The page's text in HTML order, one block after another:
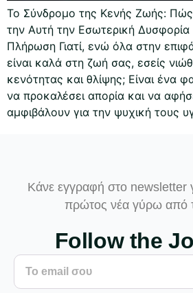
Το Σύνδρομο της Κενής Ζωής: Πώς
την Αυτή την Εσωτερική
Πλήρωση Γιατί, ενώ όλα στην
είναι καλά στη ζωή σας, εσείς
κενότητας και θλίψης; Είναι ένα
να προκαλέσει απορία και να
αμφιβάλουν για την ψυχική τους
Κάνε εγγραφή στο newsletter
πρώτος νέα γύρω από
Follow the